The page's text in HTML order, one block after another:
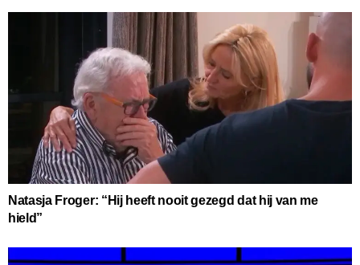
Natasja Froger: “Hij heeft nooit gezegd dat hij van me
hield”